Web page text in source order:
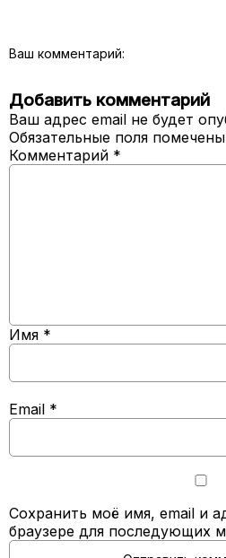
Ваш комментарий:
Добавить комментарий
Ваш адрес email не будет
Обязательные поля помечены
Комментарий *
Имя *
Email *
Сохранить моё имя, email и
браузере для последующих